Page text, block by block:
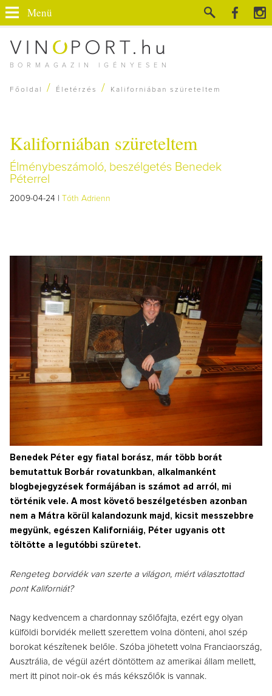
BORMAGAZIN IGÉNYESEN
Menü
Főoldal / Életérzés / Kaliforniában szüreteltem
Kaliforniában szüreteltem
Élménybeszámoló, beszélgetés Benedek
Péterrel
2009-04-24 | Tóth Adrienn
Benedek Péter egy fiatal borász, már több borát
bemutattuk Borbár rovatunkban, alkalmanként
blogbejegyzések formájában is számot ad arról, mi
történik vele. A most követő beszélgetésben azonban
nem a Mátra körül kalandozunk majd, kicsit messzebbre
megyünk, egészen Kaliforniáig, Péter ugyanis ott
töltötte a legutóbbi szüretet.
Rengeteg borvidék van szerte a világon, miért választottad
pont Kaliforniát?
Nagy kedvencem a chardonnay szőlőfajta, ezért egy olyan
külföldi borvidék mellett szerettem volna dönteni, ahol szép
borokat készítenek belőle. Szóba jöhetett volna Franciaország,
Ausztrália, de végül azért döntöttem az amerikai állam mellett,
mert itt pinot noir-ok és más kékszőlők is vannak.